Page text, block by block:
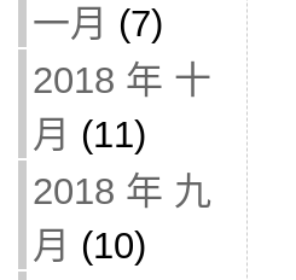
一月 (7)
2018 年 十
月 (11)
2018 年 九
月 (10)